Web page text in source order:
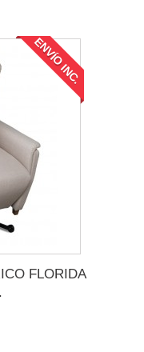
ENVÍO INC.
FLORIDA